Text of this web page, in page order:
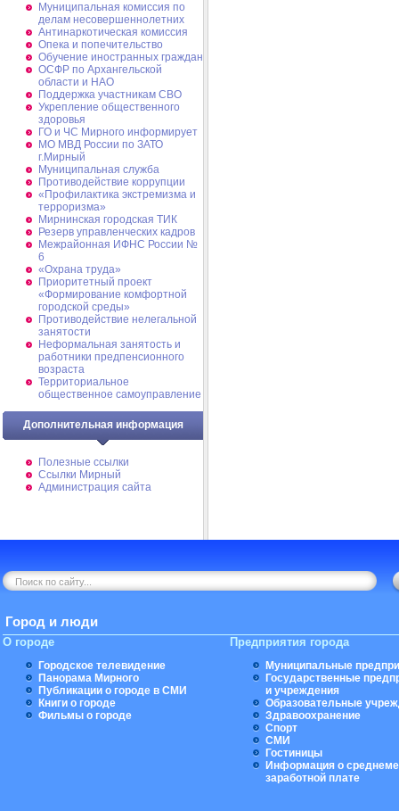
Муниципальная комиссия по
делам несовершеннолетних
Антинаркотическая комиссия
Опека и попечительство
Обучение иностранных граждан
ОСФР по Архангельской
области и НАО
Поддержка участникам СВО
Укрепление общественного
здоровья
ГО и ЧС Мирного информирует
МО МВД России по ЗАТО
г.Мирный
Муниципальная cлужба
Противодействие коррупции
«Профилактика экстремизма и
терроризма»
Мирнинская городская ТИК
Резерв управленческих кадров
Межрайонная ИФНС России №
6
«Охрана труда»
Приоритетный проект
«Формирование комфортной
городской среды»
Противодействие нелегальной
занятости
Неформальная занятость и
работники предпенсионного
возраста
Территориальное
общественное самоуправление
Дополнительная информация
Полезные ссылки
Ссылки Мирный
Администрация сайта
Город и люди
О городе
Городское телевидение
Панорама Мирного
Публикации о городе в СМИ
Книги о городе
Фильмы о городе
Предприятия города
Муниципальные
Государственные
и учреждения
Образовательные
Здравоохранение
Спорт
СМИ
Гостиницы
Информация о
заработной плате